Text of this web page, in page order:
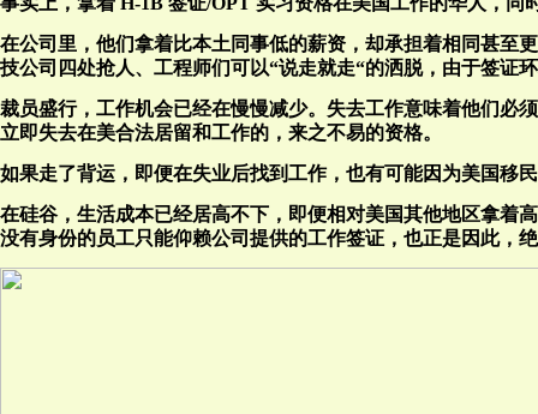
在公司里，他们拿着比本土同事低的薪资，却承担着相同甚至
技公司四处抢人、工程师们可以“说走就走“的洒脱，由于签证
裁员盛行，工作机会已经在慢慢减少。失去工作意味着他们必
立即失去在美合法居留和工作的，来之不易的资格。
如果走了背运，即便在失业后找到工作，也有可能因为美国移
在硅谷，生活成本已经居高不下，即便相对美国其他地区拿
没有身份的员工只能仰赖公司提供的工作签证，也正是因此，